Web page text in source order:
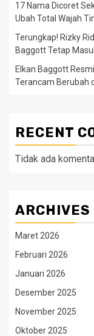
17 Nama Dicoret
Ubah Total Wajah
Terungkap! Rizky
Baggott Tetap
Elkan Baggott
Terancam Berubah
RECENT
Tidak ada
ARCHIVES
Maret 2026
Februari 2026
Januari 2026
Desember 2025
November 2025
Oktober 2025